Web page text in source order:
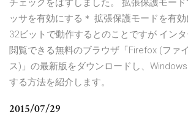
チェックをはずしました。 拡張保護モー
ッサを有効にする＊ 拡張保護モードを有
32ビットで動作するとのことですが イン
閲覧できる無料のブラウザ「Firefox (ファ
ス)」の最新版をダウンロードし、
する方法を紹介します。
2015/07/29